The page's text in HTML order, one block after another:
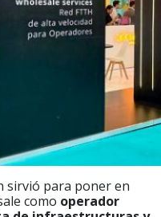
sirvió para poner en
como operador